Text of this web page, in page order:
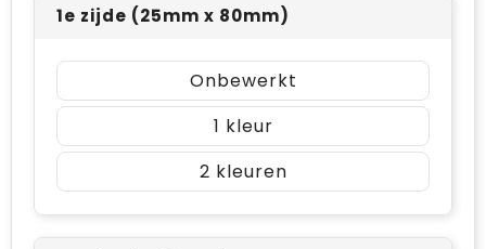
1e zijde (25mm x 80mm)
Onbewerkt
1
2